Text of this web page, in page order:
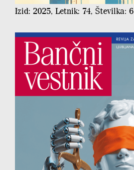
Izid: 2025, Letnik: 74, Številka: 6